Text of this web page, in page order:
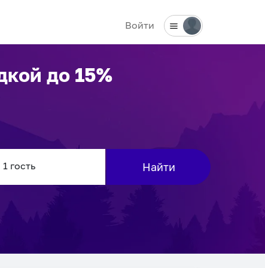
Войти
до 15%
Найти